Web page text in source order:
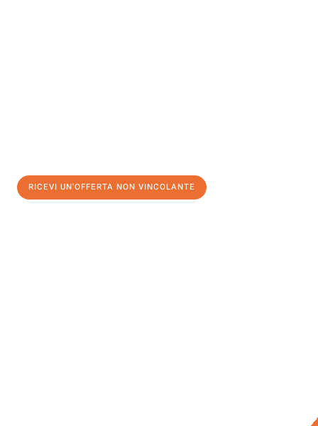
RICEVI UN'OFFERTA NON VINCOLANTE